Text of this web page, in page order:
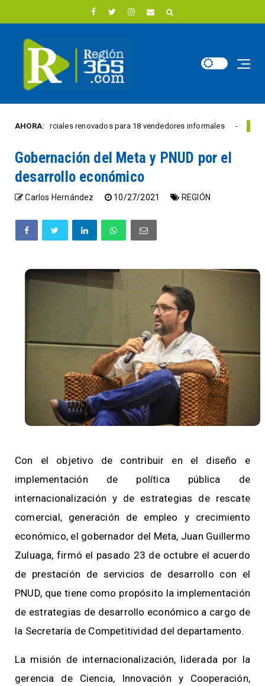
AHORA:renovados para 18 vendedores informales REGIÓN
Gobernación del Meta y PNUD por el
desarrollo económico
Carlos Hernández 10/27/2021 REGIÓN
Con el objetivo de contribuir en el diseño e
implementación de política pública de
internacionalización y de estrategias de rescate
comercial, generación de empleo y crecimiento
económico, el gobernador del Meta, Juan Guillermo
Zuluaga, firmó el pasado 23 de octubre el acuerdo
de prestación de servicios de desarrollo con el
PNUD, que tiene como propósito la implementación
de estrategias de desarrollo económico a cargo de
la Secretaría de Competitividad del departamento.
La misión de internacionalización, liderada por la
gerencia de Ciencia, Innovación y Cooperación,